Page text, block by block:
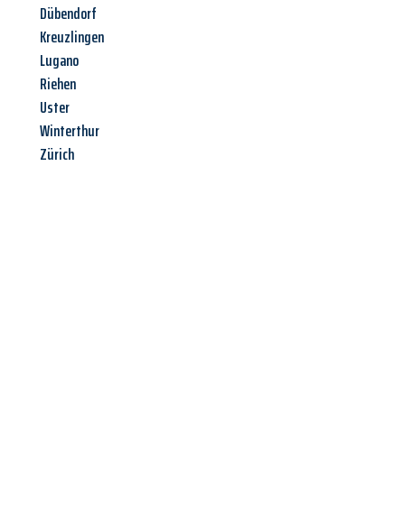
Dübendorf
Kreuzlingen
Lugano
Riehen
Uster
Winterthur
Zürich